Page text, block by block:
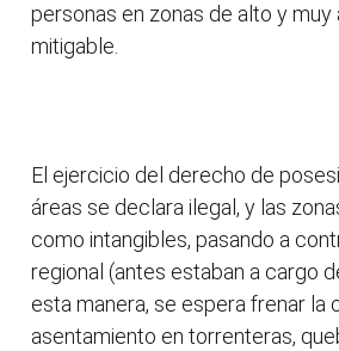
personas en zonas de alto y muy
mitigable.
El ejercicio del derecho de
áreas se declara ilegal, y las
como intangibles, pasando a
regional (antes estaban a cargo
esta manera, se espera frenar la
asentamiento en torrenteras,